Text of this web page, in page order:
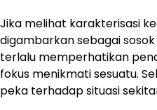
Jika melihat karakterisasi
digambarkan sebagai
terlalu memperhatikan
fokus menikmati sesuatu.
peka terhadap situasi